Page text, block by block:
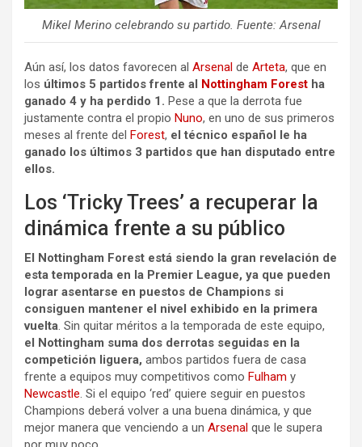
Mikel Merino celebrando su partido. Fuente: Arsenal
Aún así, los datos favorecen al Arsenal de Arteta, que en
los últimos 5 partidos frente al Nottingham Forest ha
ganado 4 y ha perdido 1. Pese a que la derrota fue
justamente contra el propio Nuno, en uno de sus primeros
meses al frente del Forest, el técnico español le ha
ganado los últimos 3 partidos que han disputado entre
ellos.
Los ‘Tricky Trees’ a recuperar la
dinámica frente a su público
El Nottingham Forest está siendo la gran revelación de
esta temporada en la Premier League, ya que pueden
lograr asentarse en puestos de Champions si
consiguen mantener el nivel exhibido en la primera
vuelta. Sin quitar méritos a la temporada de este equipo,
el Nottingham suma dos derrotas seguidas en la
competición liguera, ambos partidos fuera de casa
frente a equipos muy competitivos como Fulham y
Newcastle. Si el equipo ‘red’ quiere seguir en puestos
Champions deberá volver a una buena dinámica, y que
mejor manera que venciendo a un Arsenal que le supera